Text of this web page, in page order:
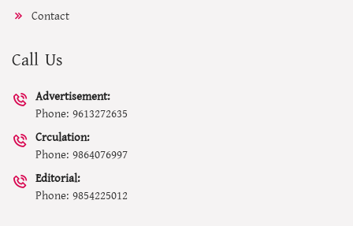
Contact
Call Us
Advertisement:
Phone: 9613272635
Crculation:
Phone: 9864076997
Editorial:
Phone: 9854225012